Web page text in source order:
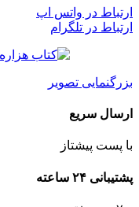
ارتباط در واتس اپ
ارتباط در تلگرام
بزرگنمایی تصویر
ارسال سریع
با پست پیشتاز
پشتیبانی ۲۴ ساعته